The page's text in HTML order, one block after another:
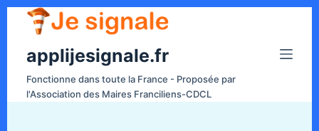
applijesignale.fr
Fonctionne dans toute la France - Proposée par
l'Association des Maires Franciliens-CDCL